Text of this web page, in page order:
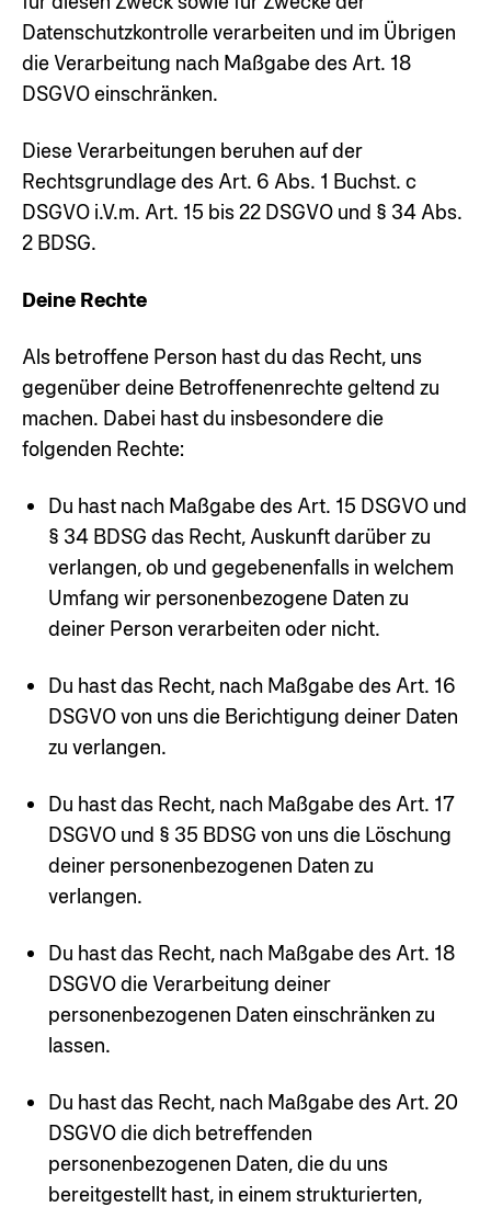
Datenschutzkontrolle verarbeiten und im Übrigen
die Verarbeitung nach Maßgabe des Art. 18
DSGVO einschränken.
Diese Verarbeitungen beruhen auf der
Rechtsgrundlage des Art. 6 Abs. 1 Buchst. c
DSGVO i.V.m. Art. 15 bis 22 DSGVO und § 34 Abs.
2 BDSG.
Deine Rechte
Als betroffene Person hast du das Recht, uns
gegenüber deine Betroffenenrechte geltend zu
machen. Dabei hast du insbesondere die
folgenden Rechte:
Du hast nach Maßgabe des Art. 15 DSGVO und
§ 34 BDSG das Recht, Auskunft darüber zu
verlangen, ob und gegebenenfalls in welchem
Umfang wir personenbezogene Daten zu
deiner Person verarbeiten oder nicht.
Du hast das Recht, nach Maßgabe des Art. 16
DSGVO von uns die Berichtigung deiner Daten
zu verlangen.
Du hast das Recht, nach Maßgabe des Art. 17
DSGVO und § 35 BDSG von uns die Löschung
deiner personenbezogenen Daten zu
verlangen.
Du hast das Recht, nach Maßgabe des Art. 18
DSGVO die Verarbeitung deiner
personenbezogenen Daten einschränken zu
lassen.
Du hast das Recht, nach Maßgabe des Art. 20
DSGVO die dich betreffenden
personenbezogenen Daten, die du uns
bereitgestellt hast, in einem strukturierten,